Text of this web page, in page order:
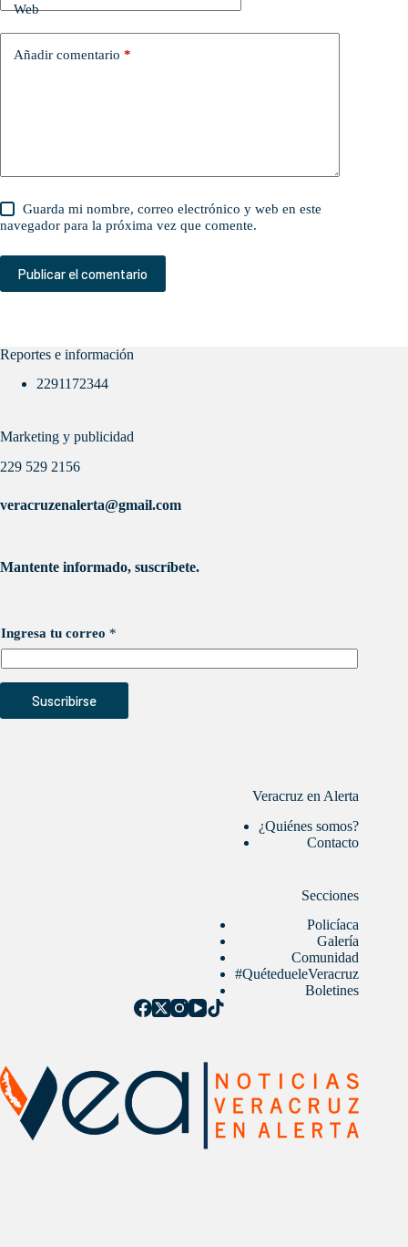
Web
Añadir comentario *
Guarda mi nombre, correo electrónico y web en este
navegador para la próxima vez que comente.
Publicar el comentario
Reportes e información
2291172344
Marketing y publicidad
229 529 2156
veracruzenalerta@gmail.com
Mantente informado, suscríbete.
Ingresa tu correo *
Suscribirse
Veracruz en Alerta
¿Quiénes somos?
Contacto
Secciones
Policíaca
Galería
Comunidad
#QuétedueleVeracruz
Boletines